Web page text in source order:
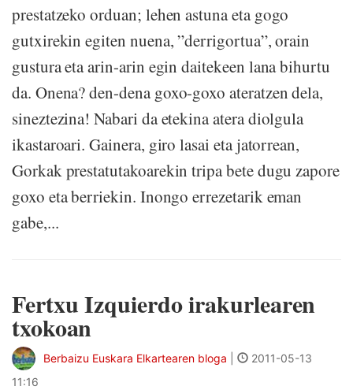
prestatzeko orduan; lehen astuna eta gogo
gutxirekin egiten nuena, ”derrigortua”, orain
gustura eta arin-arin egin daitekeen lana bihurtu
da. Onena? den-dena goxo-goxo ateratzen dela,
sineztezina! Nabari da etekina atera diolgula
ikastaroari. Gainera, giro lasai eta jatorrean,
Gorkak prestatutakoarekin tripa bete dugu zapore
goxo eta berriekin. Inongo errezetarik eman
gabe,...
Fertxu Izquierdo irakurlearen
txokoan
Berbaizu Euskara Elkartearen bloga
2011-05-13
11:16